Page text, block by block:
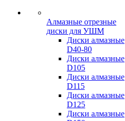
Алмазные отрезные
диски для УШМ
Диски алмазные
D40-80
Диски алмазные
D105
Диски алмазные
D115
Диски алмазные
D125
Диски алмазные